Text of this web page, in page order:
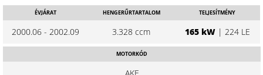
ÉVJÁRAT
2000.06 - 2002.09
HENGERŰRTARTALOM
3.328 ccm
TELJESÍTMÉNY
165 kW| 224 LE
MOTORKÓD